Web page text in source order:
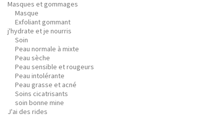
Masques et gommages
Masque
Exfoliant gommant
j'hydrate et je nourris
Soin
Peau normale à mixte
Peau sèche
Peau sensible et rougeurs
Peau intolérante
Peau grasse et acné
Soins cicatrisants
soin bonne mine
J'ai des rides